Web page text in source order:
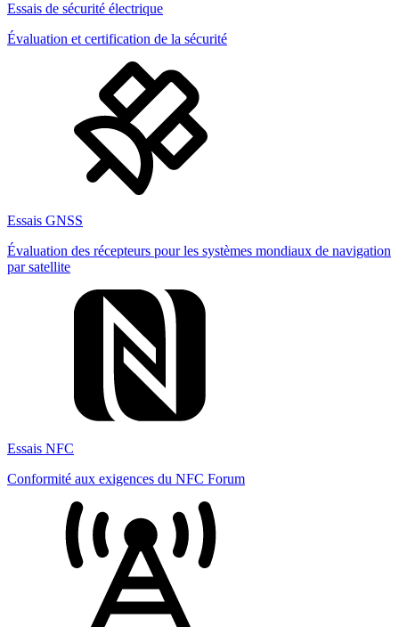
Essais de sécurité électrique
Évaluation et certification de la sécurité
Essais GNSS
Évaluation des récepteurs pour les systèmes mondiaux de navigation
par satellite
Essais NFC
Conformité aux exigences du NFC Forum